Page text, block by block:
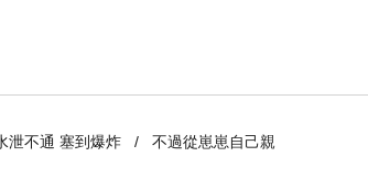
泄不通 塞到爆炸 / 不過從崽崽自己親